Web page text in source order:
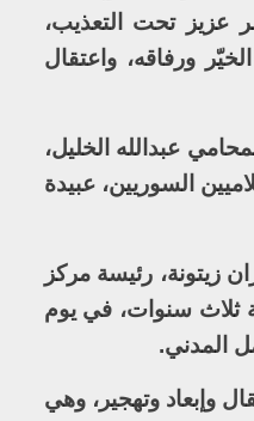
عزيز تحت التعذيب،
ورفاقه، واعتقال
عبدالله الخليل،
السوريين، عبيدة
زيتونة، رئيسة مركز
ثلاث سنوات، في يوم
المدني.
وإبعاد وتهجير، وهي